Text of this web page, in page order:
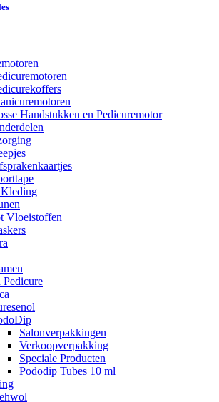
Handstukken en Pedicuremotor
Vloeistoffen
Pedicure
Salonverpakkingen
Verkoopverpakking
Speciale Producten
Pododip Tubes 10 ml